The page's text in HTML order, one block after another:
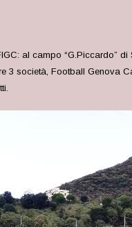
al campo “G.Piccardo”
3 società, Football Genova